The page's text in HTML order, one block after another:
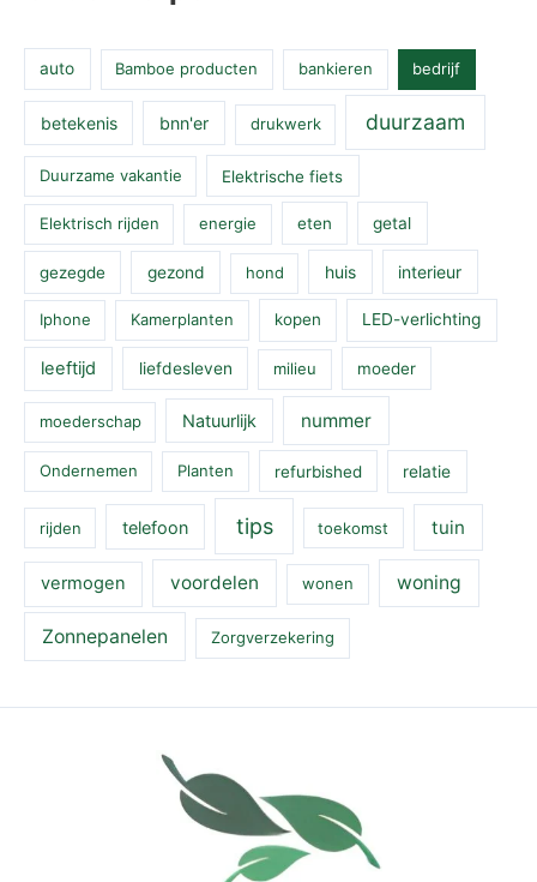
auto Bamboe producten bankieren bedrijf
betekenis bnn'er drukwerk duurzaam
Duurzame vakantie Elektrische fiets
Elektrisch rijden energie eten getal
gezegde gezond hond huis interieur
Iphone Kamerplanten kopen LED-verlichting
leeftijd liefdesleven milieu moeder
moederschap Natuurlijk nummer
Ondernemen Planten refurbished relatie
rijden telefoon tips toekomst tuin
vermogen voordelen wonen woning
Zonnepanelen Zorgverzekering